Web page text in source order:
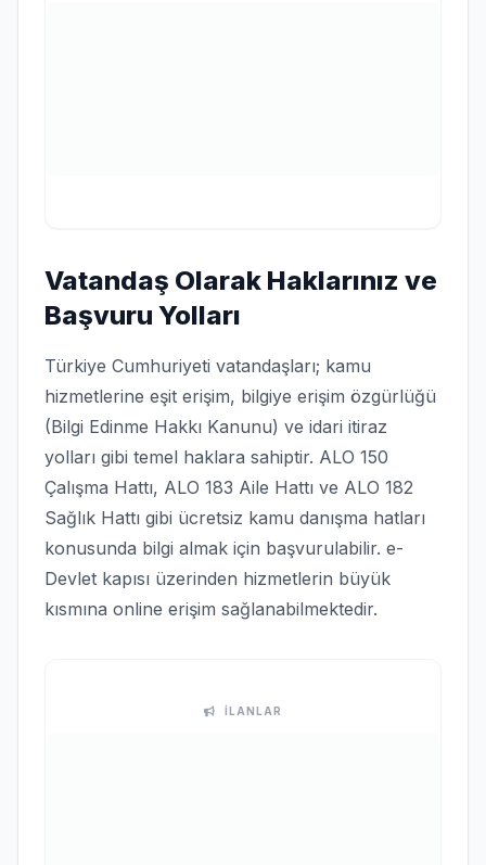
Vatandaş Olarak Haklarınız ve
Başvuru Yolları
Türkiye Cumhuriyeti vatandaşları; kamu
hizmetlerine eşit erişim, bilgiye erişim özgürlüğü
(Bilgi Edinme Hakkı Kanunu) ve idari itiraz
yolları gibi temel haklara sahiptir. ALO 150
Çalışma Hattı, ALO 183 Aile Hattı ve ALO 182
Sağlık Hattı gibi ücretsiz kamu danışma hatları
konusunda bilgi almak için başvurulabilir. e-
Devlet kapısı üzerinden hizmetlerin büyük
kısmına online erişim sağlanabilmektedir.
İLANLAR